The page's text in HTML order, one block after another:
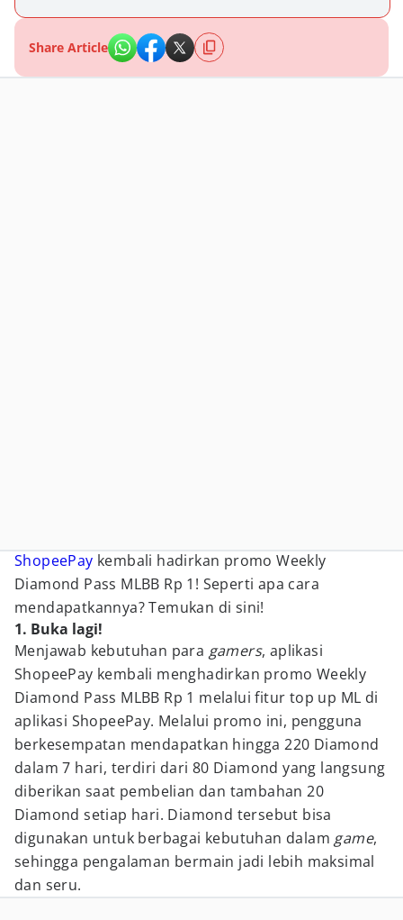
Share Article
ShopeePay kembali hadirkan promo Weekly
Diamond Pass MLBB Rp 1! Seperti apa cara
mendapatkannya? Temukan di sini!
1. Buka lagi!
Menjawab kebutuhan para gamers, aplikasi
ShopeePay kembali menghadirkan promo Weekly
Diamond Pass MLBB Rp 1 melalui fitur top up ML di
aplikasi ShopeePay. Melalui promo ini, pengguna
berkesempatan mendapatkan hingga 220 Diamond
dalam 7 hari, terdiri dari 80 Diamond yang langsung
diberikan saat pembelian dan tambahan 20
Diamond setiap hari. Diamond tersebut bisa
digunakan untuk berbagai kebutuhan dalam game,
sehingga pengalaman bermain jadi lebih maksimal
dan seru.